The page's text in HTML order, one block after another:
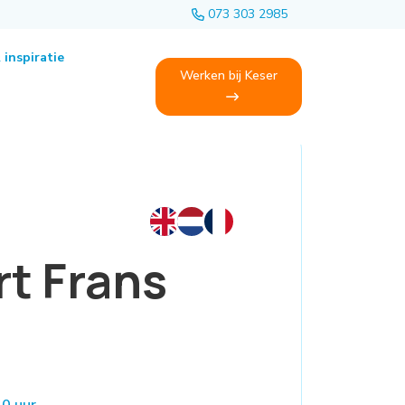
073 303 2985
inspiratie
Werken bij Keser
Frans